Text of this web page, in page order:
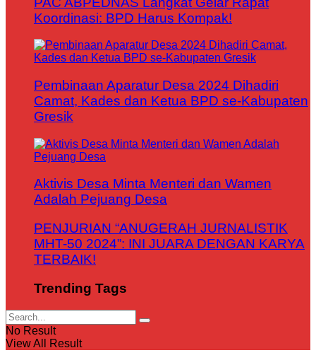
Koordinasi: BPD Harus Kompak!
Pembinaan Aparatur Desa 2024 Dihadiri
Camat, Kades dan Ketua BPD se-Kabupaten
Gresik
Aktivis Desa Minta Menteri dan Wamen
Adalah Pejuang Desa
PENJURIAN “ANUGERAH JURNALISTIK
MHT-50 2024”: INI JUARA DENGAN KARYA
TERBAIK!
Trending Tags
No Result
View All Result